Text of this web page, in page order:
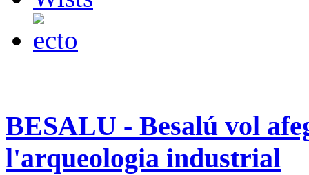
BESALU - Besalú vol
l'arqueologia industrial